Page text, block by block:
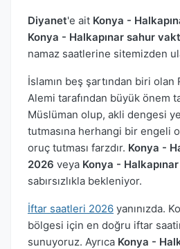
Diyanet'e ait Konya -
Konya - Halkapınar sahur
namaz saatlerine sitemizden
İslamın beş şartından biri olan
Alemi tarafından büyük önem
Müslüman olup, akli dengesi
tutmasına herhangi bir engeli
oruç tutması farzdır. Konya -
2026 veya Konya -
sabırsızlıkla bekleniyor.
İftar saatleri 2026 yanınızda.
bölgesi için en doğru iftar
sunuyoruz. Ayrıca Konya -